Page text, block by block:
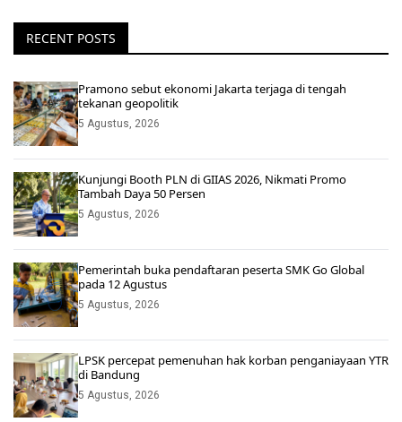
RECENT POSTS
Pramono sebut ekonomi Jakarta terjaga di tengah
tekanan geopolitik
5 Agustus, 2026
Kunjungi Booth PLN di GIIAS 2026, Nikmati Promo
Tambah Daya 50 Persen
5 Agustus, 2026
Pemerintah buka pendaftaran peserta SMK Go Global
pada 12 Agustus
5 Agustus, 2026
LPSK percepat pemenuhan hak korban penganiayaan YTR
di Bandung
5 Agustus, 2026